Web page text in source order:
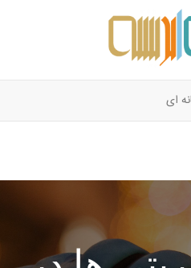
ای